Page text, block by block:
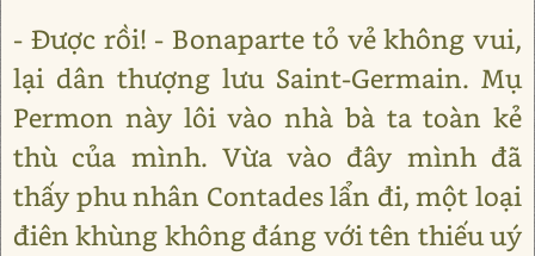
- Được rồi! - Bonaparte tỏ vẻ không vui,
lại dân thượng lưu Saint-Germain. Mụ
Permon này lôi vào nhà bà ta toàn kẻ
thù của mình. Vừa vào đây mình đã
thấy phu nhân Contades lẩn đi, một loại
điên khùng không đáng với tên thiếu uý